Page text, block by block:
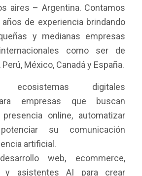
aires – Argentina. Contamos
de experiencia brindando
y medianas empresas
como ser de
México, Canadá y España.
ecosistemas digitales
empresas que buscan
online, automatizar
su comunicación
artificial.
web, ecommerce,
y asistentes AI para crear